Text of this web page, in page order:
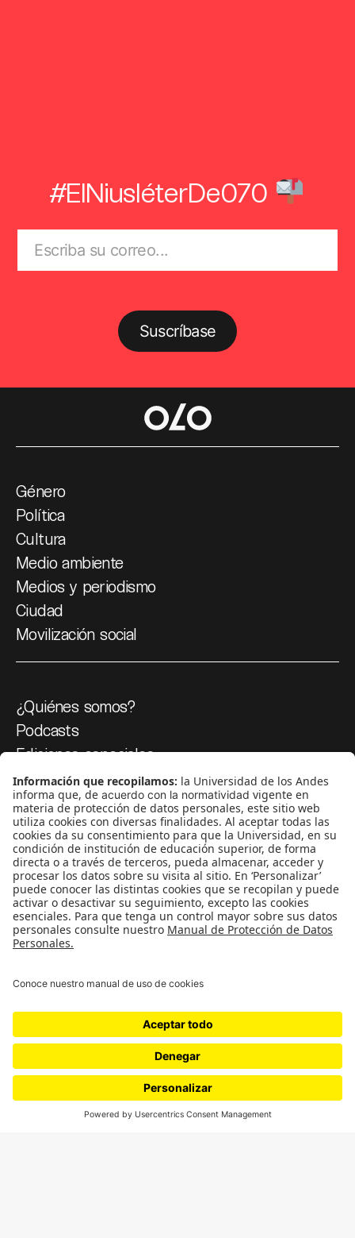
#ElNiusléterDe070
Suscríbase
Género
Política
Cultura
Medio ambiente
Medios y periodismo
Ciudad
Movilización social
¿Quiénes somos?
Podcasts
Ediciones especiales
Proyectos 070
SÍGUENOS
¿Quieres escribir en 070?
cerosetenta@uniandes.edu.co
BOGOTÁ, COLOMBIA